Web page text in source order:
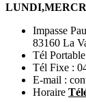
Impasse
83160 La
Tél
Tél Fixe :
E-mail :
Horaire